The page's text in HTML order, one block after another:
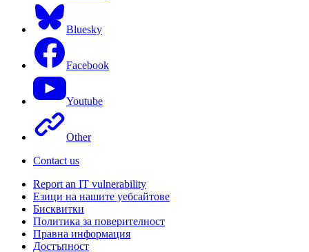
Bluesky
Facebook
Youtube
Other
Contact us
Report an IT vulnerability
Езици на нашите уебсайтове
Бисквитки
Политика за поверителност
Правна информация
Достъпност